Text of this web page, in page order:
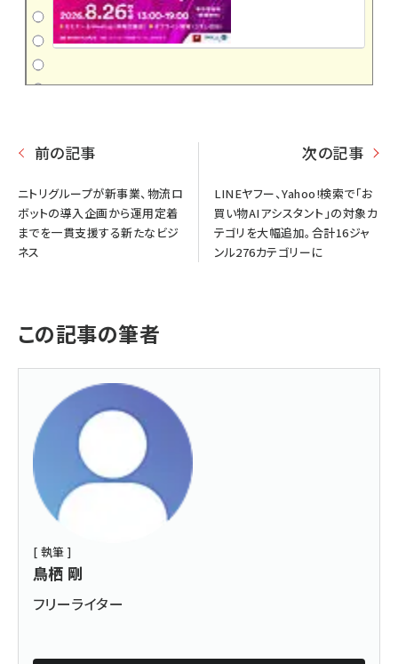
前の記事
ニトリグループが新事業、物流ロ
ボットの導入企画から運用定着
までを一貫支援する新たなビジ
ネス
次の記事
LINEヤフー、Yahoo!検索で「お
買い物AIアシスタント」の対象カ
テゴリを大幅追加。合計16ジャ
ンル276カテゴリーに
この記事の筆者
[ 執筆 ]
鳥栖 剛
フリーライター